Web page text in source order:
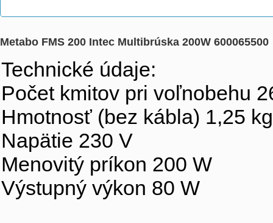
Metabo FMS 200 Intec Multibrúska 200W 600065500
Technické údaje:
Počet kmitov pri voľnobehu
Hmotnosť (bez kábla) 1,25 kg
Napätie 230 V
Menovitý príkon 200 W
Výstupný výkon 80 W